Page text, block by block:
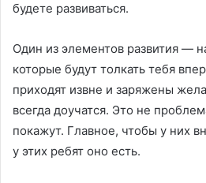
будете развиваться.
Один из элементов развития —
которые будут толкать тебя
приходят извне и заряжены
всегда доучатся. Это не
покажут. Главное, чтобы у них
у этих ребят оно есть.